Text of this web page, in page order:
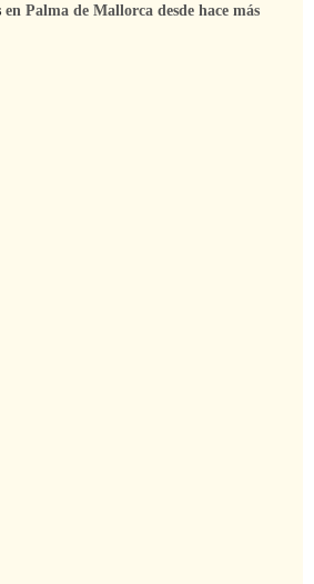
en Palma de Mallorca desde hace más